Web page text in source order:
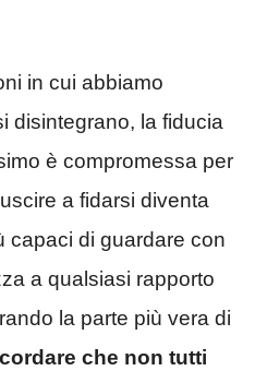
in cui abbiamo
disintegrano, la fiducia
è compromessa per
a fidarsi diventa
capaci di guardare con
a qualsiasi rapporto
la parte più vera di
che non tutti